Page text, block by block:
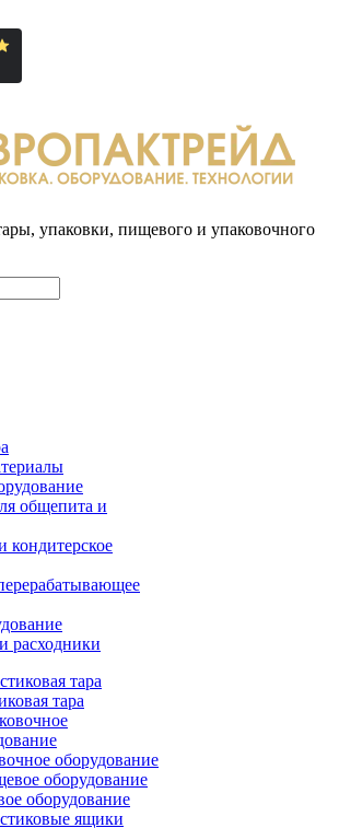
упаковки, пищевого и упаковочного
общепита и
кондитерское
расходники
тара
оборудование
оборудование